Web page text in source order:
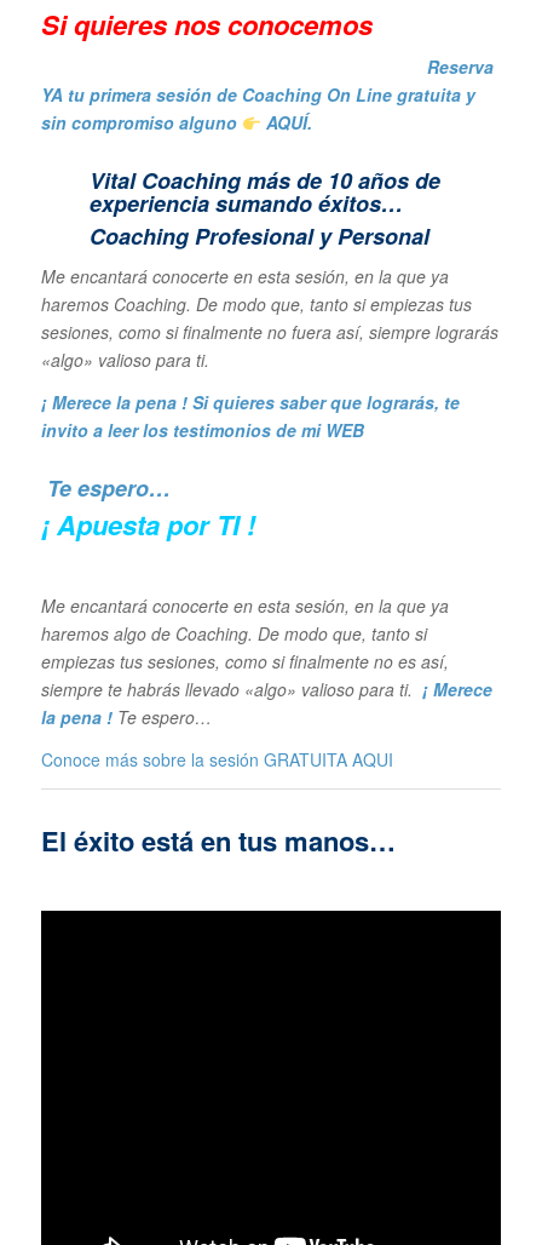
Si quieres nos conocemos
Reserva
YA tu primera sesión de Coaching On Line gratuita y
sin compromiso alguno
AQUÍ.
Vital Coaching más de 10 años de
experiencia sumando éxitos…
Coaching Profesional y Personal
Me encantará conocerte en esta sesión, en la que ya
haremos Coaching. De modo que, tanto si empiezas tus
sesiones, como si finalmente no fuera así, siempre lograrás
«algo» valioso para ti.
¡ Merece la pena ! Si quieres saber que lograrás, te
invito a leer los testimonios de mi WEB
Te espero…
¡ Apuesta por TI !
Me encantará conocerte en esta sesión, en la que ya
haremos algo de Coaching. De modo que, tanto si
empiezas tus sesiones, como si finalmente no es así,
siempre te habrás llevado «algo» valioso para ti. ¡ Merece
la pena ! Te espero…
Conoce más sobre la sesión GRATUITA AQUI
El éxito está en tus manos…